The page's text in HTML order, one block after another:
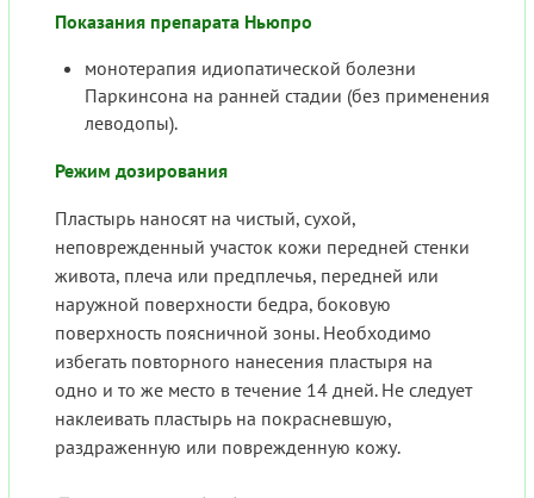
Показания препарата Ньюпро
монотерапия идиопатической болезни
Паркинсона на ранней стадии (без применения
леводопы).
Режим дозирования
Пластырь наносят на чистый, сухой,
неповрежденный участок кожи передней стенки
живота, плеча или предплечья, передней или
наружной поверхности бедра, боковую
поверхность поясничной зоны. Необходимо
избегать повторного нанесения пластыря на
одно и то же место в течение 14 дней. Не следует
наклеивать пластырь на покрасневшую,
раздраженную или поврежденную кожу.